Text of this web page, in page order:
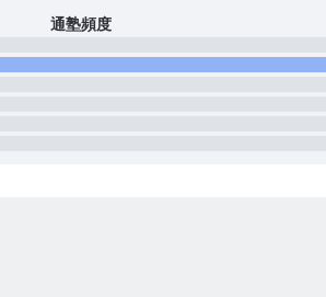
通塾頻度